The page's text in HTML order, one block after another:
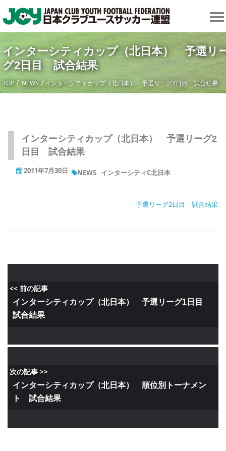
インターシティカップ（北日本） 予選リ
グ2日目 試合結果
TOP NEWS インターシティカップ（北日本） 予選リーグ2日目 試合結果
インターシティカップ（北日本） 予選リーグ2
日目 試合結果
2011年7月30日 NEWS インターシティC北日本
予選リーグ2日目 試合結果
<< 前の記事
インターシティカップ（北日本） 予選リーグ1日目
試合結果
次の記事 >>
インターシティカップ（北日本） 順位別トーナメン
ト 試合結果